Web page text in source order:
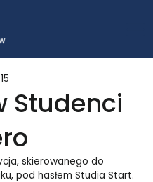
Studenci
skierowanego do
pod hasłem Studia Start.